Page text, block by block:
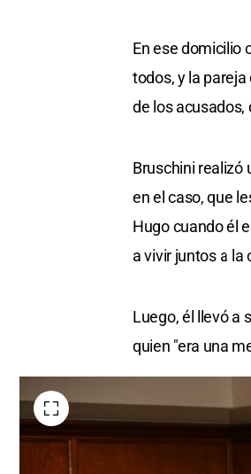
En ese domicilio
todos, y la
de los acusados,
Bruschini realizó
en el caso, que
Hugo cuando él
a vivir juntos a la
Luego, él llevó a
quien "era una